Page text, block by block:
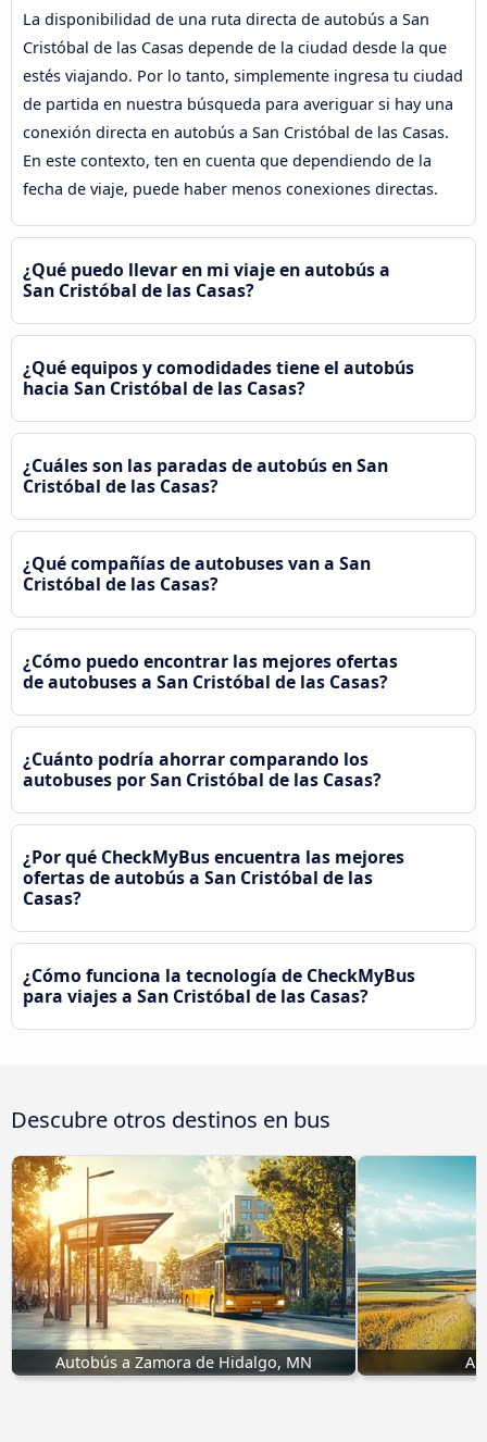
La disponibilidad de una ruta directa de autobús a San
Cristóbal de las Casas depende de la ciudad desde la que
estés viajando. Por lo tanto, simplemente ingresa tu ciudad
de partida en nuestra búsqueda para averiguar si hay una
conexión directa en autobús a San Cristóbal de las Casas.
En este contexto, ten en cuenta que dependiendo de la
fecha de viaje, puede haber menos conexiones directas.
¿Qué puedo llevar en mi viaje en autobús a
San Cristóbal de las Casas?
¿Qué equipos y comodidades tiene el autobús
hacia San Cristóbal de las Casas?
¿Cuáles son las paradas de autobús en San
Cristóbal de las Casas?
¿Qué compañías de autobuses van a San
Cristóbal de las Casas?
¿Cómo puedo encontrar las mejores ofertas
de autobuses a San Cristóbal de las Casas?
¿Cuánto podría ahorrar comparando los
autobuses por San Cristóbal de las Casas?
¿Por qué CheckMyBus encuentra las mejores
ofertas de autobús a San Cristóbal de las
Casas?
¿Cómo funciona la tecnología de CheckMyBus
para viajes a San Cristóbal de las Casas?
Descubre otros destinos en bus
Autobús a Zamora de Hidalgo, MN